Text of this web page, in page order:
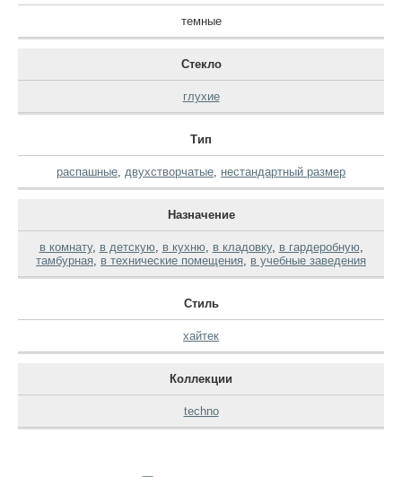
темные
Стекло
глухие
Тип
распашные двухстворчатые нестандартный размер
Назначение
в комнату, в детскую, в кухню, в кладовку, в гардеробную,
тамбурная
в технические помещения в учебные заведения
Стиль
хайтек
Коллекции
techno